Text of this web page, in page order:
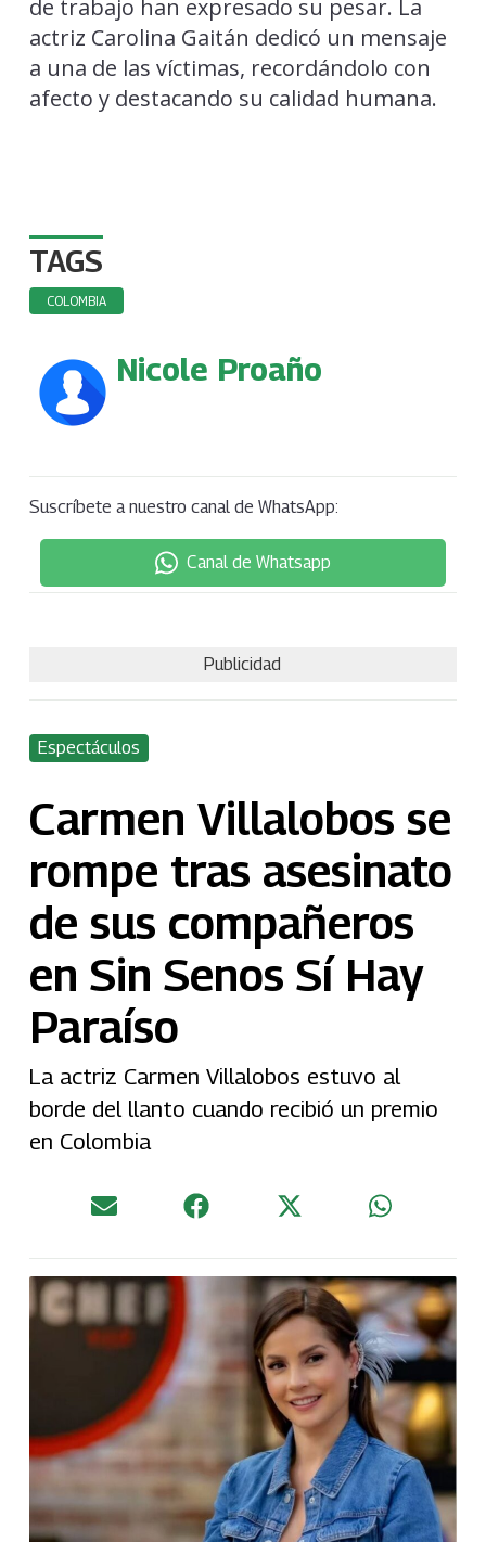
de trabajo han expresado su pesar. La
actriz Carolina Gaitán dedicó un mensaje
a una de las víctimas, recordándolo con
afecto y destacando su calidad humana.
TAGS
COLOMBIA
Nicole Proaño
Suscríbete a nuestro canal de WhatsApp:
Canal de Whatsapp
Publicidad
Espectáculos
Carmen Villalobos se
rompe tras asesinato
de sus compañeros
en Sin Senos Sí Hay
Paraíso
La actriz Carmen Villalobos estuvo al
borde del llanto cuando recibió un premio
en Colombia